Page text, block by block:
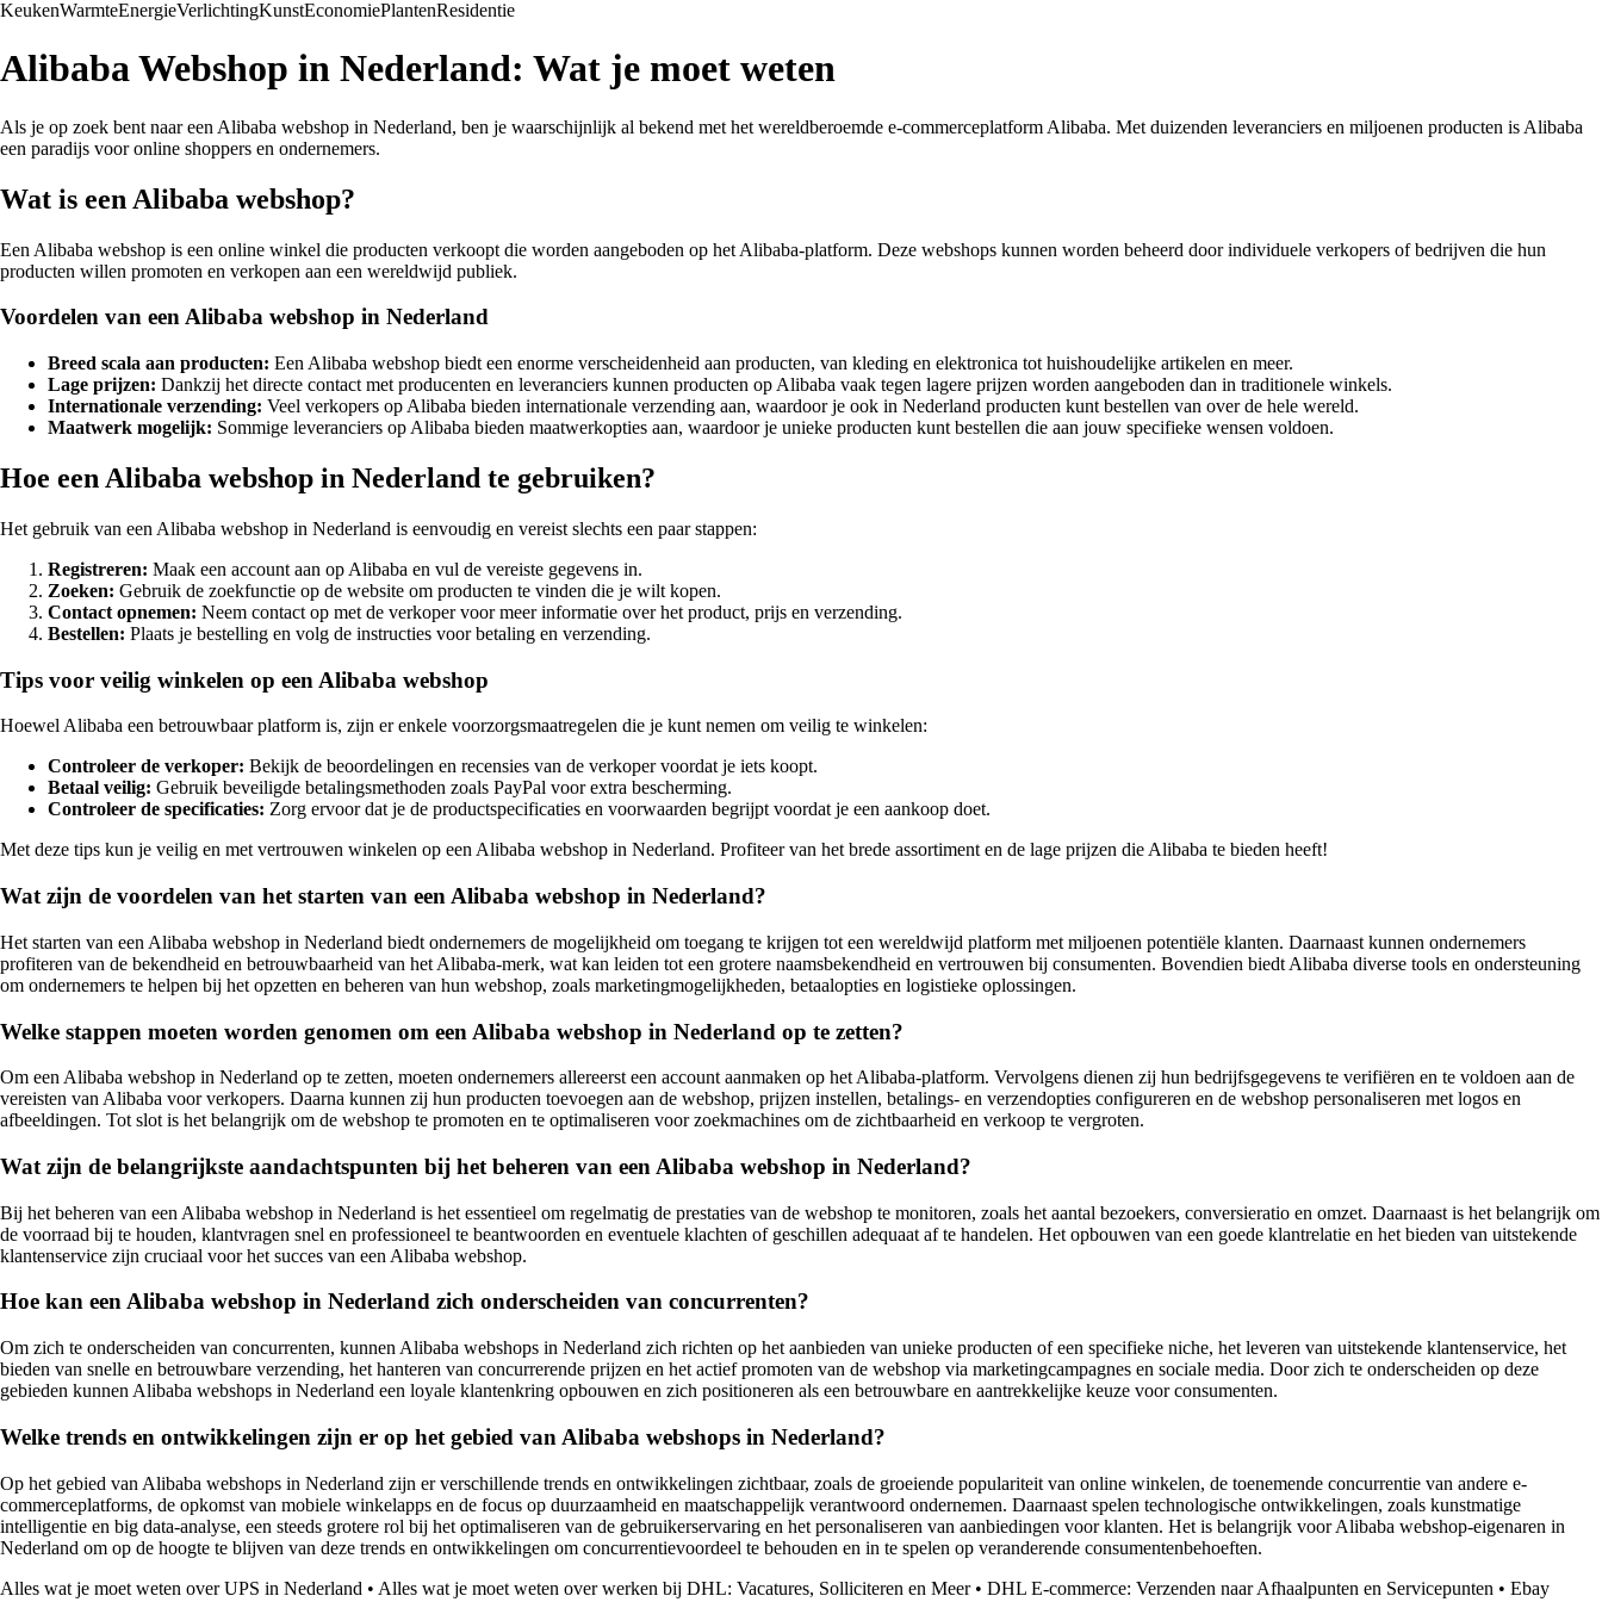
KeukenWarmteEnergieVerlichtingKunstEconomiePlantenResidentie
Alibaba Webshop in Nederland: Wat je moet weten
Als je op zoek bent naar een Alibaba webshop in Nederland, ben je waarschijnlijk al bekend met het wereldberoemde e-commerceplatform Alibaba. Met duizenden leveranciers en miljoenen producten is Alibaba
een paradijs voor online shoppers en ondernemers.
Wat is een Alibaba webshop?
Een Alibaba webshop is een online winkel die producten verkoopt die worden aangeboden op het Alibaba-platform. Deze webshops kunnen worden beheerd door individuele verkopers of bedrijven die hun
producten willen promoten en verkopen aan een wereldwijd publiek.
Voordelen van een Alibaba webshop in Nederland
Breed scala aan producten: Een Alibaba webshop biedt een enorme verscheidenheid aan producten, van kleding en elektronica tot huishoudelijke artikelen en meer.
Lage prijzen: Dankzij het directe contact met producenten en leveranciers kunnen producten op Alibaba vaak tegen lagere prijzen worden aangeboden dan in traditionele winkels.
Internationale verzending: Veel verkopers op Alibaba bieden internationale verzending aan, waardoor je ook in Nederland producten kunt bestellen van over de hele wereld.
Maatwerk mogelijk: Sommige leveranciers op Alibaba bieden maatwerkopties aan, waardoor je unieke producten kunt bestellen die aan jouw specifieke wensen voldoen.
Hoe een Alibaba webshop in Nederland te gebruiken?
Het gebruik van een Alibaba webshop in Nederland is eenvoudig en vereist slechts een paar stappen:
Registreren: Maak een account aan op Alibaba en vul de vereiste gegevens in.
Zoeken: Gebruik de zoekfunctie op de website om producten te vinden die je wilt kopen.
Contact opnemen: Neem contact op met de verkoper voor meer informatie over het product, prijs en verzending.
Bestellen: Plaats je bestelling en volg de instructies voor betaling en verzending.
Tips voor veilig winkelen op een Alibaba webshop
Hoewel Alibaba een betrouwbaar platform is, zijn er enkele voorzorgsmaatregelen die je kunt nemen om veilig te winkelen:
Controleer de verkoper: Bekijk de beoordelingen en recensies van de verkoper voordat je iets koopt.
Betaal veilig: Gebruik beveiligde betalingsmethoden zoals PayPal voor extra bescherming.
Controleer de specificaties: Zorg ervoor dat je de productspecificaties en voorwaarden begrijpt voordat je een aankoop doet.
Met deze tips kun je veilig en met vertrouwen winkelen op een Alibaba webshop in Nederland. Profiteer van het brede assortiment en de lage prijzen die Alibaba te bieden heeft!
Wat zijn de voordelen van het starten van een Alibaba webshop in Nederland?
Het starten van een Alibaba webshop in Nederland biedt ondernemers de mogelijkheid om toegang te krijgen tot een wereldwijd platform met miljoenen potentiële klanten. Daarnaast kunnen ondernemers
profiteren van de bekendheid en betrouwbaarheid van het Alibaba-merk, wat kan leiden tot een grotere naamsbekendheid en vertrouwen bij consumenten. Bovendien biedt Alibaba diverse tools en ondersteuning
om ondernemers te helpen bij het opzetten en beheren van hun webshop, zoals marketingmogelijkheden, betaalopties en logistieke oplossingen.
Welke stappen moeten worden genomen om een Alibaba webshop in Nederland op te zetten?
Om een Alibaba webshop in Nederland op te zetten, moeten ondernemers allereerst een account aanmaken op het Alibaba-platform. Vervolgens dienen zij hun bedrijfsgegevens te verifiëren en te voldoen aan de
vereisten van Alibaba voor verkopers. Daarna kunnen zij hun producten toevoegen aan de webshop, prijzen instellen, betalings- en verzendopties configureren en de webshop personaliseren met logos en
afbeeldingen. Tot slot is het belangrijk om de webshop te promoten en te optimaliseren voor zoekmachines om de zichtbaarheid en verkoop te vergroten.
Wat zijn de belangrijkste aandachtspunten bij het beheren van een Alibaba webshop in Nederland?
Bij het beheren van een Alibaba webshop in Nederland is het essentieel om regelmatig de prestaties van de webshop te monitoren, zoals het aantal bezoekers, conversieratio en omzet. Daarnaast is het belangrijk om
de voorraad bij te houden, klantvragen snel en professioneel te beantwoorden en eventuele klachten of geschillen adequaat af te handelen. Het opbouwen van een goede klantrelatie en het bieden van uitstekende
klantenservice zijn cruciaal voor het succes van een Alibaba webshop.
Hoe kan een Alibaba webshop in Nederland zich onderscheiden van concurrenten?
Om zich te onderscheiden van concurrenten, kunnen Alibaba webshops in Nederland zich richten op het aanbieden van unieke producten of een specifieke niche, het leveren van uitstekende klantenservice, het
bieden van snelle en betrouwbare verzending, het hanteren van concurrerende prijzen en het actief promoten van de webshop via marketingcampagnes en sociale media. Door zich te onderscheiden op deze
gebieden kunnen Alibaba webshops in Nederland een loyale klantenkring opbouwen en zich positioneren als een betrouwbare en aantrekkelijke keuze voor consumenten.
Welke trends en ontwikkelingen zijn er op het gebied van Alibaba webshops in Nederland?
Op het gebied van Alibaba webshops in Nederland zijn er verschillende trends en ontwikkelingen zichtbaar, zoals de groeiende populariteit van online winkelen, de toenemende concurrentie van andere e-
commerceplatforms, de opkomst van mobiele winkelapps en de focus op duurzaamheid en maatschappelijk verantwoord ondernemen. Daarnaast spelen technologische ontwikkelingen, zoals kunstmatige
intelligentie en big data-analyse, een steeds grotere rol bij het optimaliseren van de gebruikerservaring en het personaliseren van aanbiedingen voor klanten. Het is belangrijk voor Alibaba webshop-eigenaren in
Nederland om op de hoogte te blijven van deze trends en ontwikkelingen om concurrentievoordeel te behouden en in te spelen op veranderende consumentenbehoeften.
Alles wat je moet weten over UPS in Nederland • Alles wat je moet weten over werken bij DHL: Vacatures, Solliciteren en Meer• DHL E-commerce: Verzenden naar Afhaalpunten en Servicepunten • Ebay